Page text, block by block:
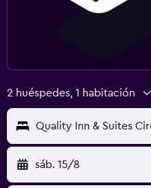
2 huéspedes, 1 habitación
Quality Inn & Suites
sáb. 15/8